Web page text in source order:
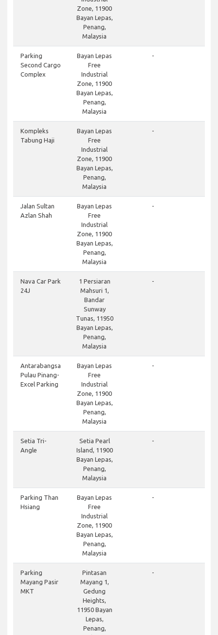
Zone, 11900
Bayan Lepas,
Penang,
Malaysia
Parking
Second Cargo
Complex
Bayan Lepas
Free
Industrial
Zone, 11900
Bayan Lepas,
Penang,
Malaysia
-
Kompleks
Tabung Haji
Bayan Lepas
Free
Industrial
Zone, 11900
Bayan Lepas,
Penang,
Malaysia
-
Jalan Sultan
Azlan Shah
Bayan Lepas
Free
Industrial
Zone, 11900
Bayan Lepas,
Penang,
Malaysia
-
Nava Car Park
24J
1 Persiaran
Mahsuri 1,
Bandar
Sunway
Tunas, 11950
Bayan Lepas,
Penang,
Malaysia
-
Antarabangsa
Pulau Pinang-
Excel Parking
Bayan Lepas
Free
Industrial
Zone, 11900
Bayan Lepas,
Penang,
Malaysia
-
Setia Tri-
Angle
Setia Pearl
Island, 11900
Bayan Lepas,
Penang,
Malaysia
-
Parking Than
Hsiang
Bayan Lepas
Free
Industrial
Zone, 11900
Bayan Lepas,
Penang,
Malaysia
-
Parking
Mayang Pasir
MKT
Pintasan
Mayang 1,
Gedung
Heights,
11950 Bayan
Lepas,
Penang,
-